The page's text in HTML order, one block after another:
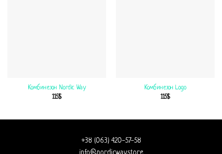
Комбинезон Nordic Way
115$
Комбинезон Logo
115$
+38 (063) 420-57-58
info@nordicway.store